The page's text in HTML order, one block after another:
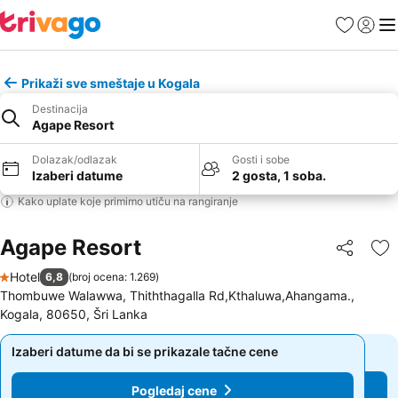
FavoritiPrijavi
Prikaži sve smeštaje u Kogala
Destinacija
Agape Resort
Dolazak/odlazak
Izaberi datume
Gosti i sobe
2 gosta, 1 soba.
Kako uplate koje primimo utiču na rangiranje
Agape Resort Deli
1 Zvezdice
Hotel 6,8 (broj ocena: 1.269)
Thombuwe Walawwa, Thiththagalla Rd,Kthaluwa,Ahangama.,
Kogala, 80650, Šri Lanka
Izaberi datume da bi se prikazale tačne cene
Pogledaj cene
Izaberi datume da bi se prikazale tačne cene
Pogledaj cene